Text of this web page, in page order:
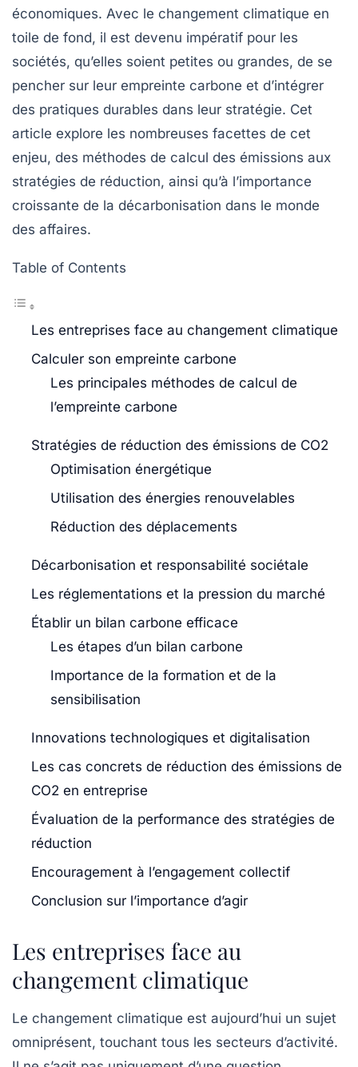
économiques. Avec le changement climatique en
toile de fond, il est devenu impératif pour les
sociétés, qu’elles soient petites ou grandes, de se
pencher sur leur empreinte carbone et d’intégrer
des pratiques durables dans leur stratégie. Cet
article explore les nombreuses facettes de cet
enjeu, des méthodes de calcul des émissions aux
stratégies de réduction, ainsi qu’à l’importance
croissante de la décarbonisation dans le monde
des affaires.
Table of Contents
Les entreprises face au changement climatique
Calculer son empreinte carbone
Les principales méthodes de calcul de
l’empreinte carbone
Stratégies de réduction des émissions de CO2
Optimisation énergétique
Utilisation des énergies renouvelables
Réduction des déplacements
Décarbonisation et responsabilité sociétale
Les réglementations et la pression du marché
Établir un bilan carbone efficace
Les étapes d’un bilan carbone
Importance de la formation et de la
sensibilisation
Innovations technologiques et digitalisation
Les cas concrets de réduction des émissions de
CO2 en entreprise
Évaluation de la performance des stratégies de
réduction
Encouragement à l’engagement collectif
Conclusion sur l’importance d’agir
Les entreprises face au
changement climatique
Le changement climatique est aujourd’hui un sujet
omniprésent, touchant tous les secteurs d’activité.